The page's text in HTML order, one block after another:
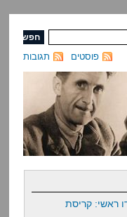
תגובות פוסטים
ראשי: קריסת